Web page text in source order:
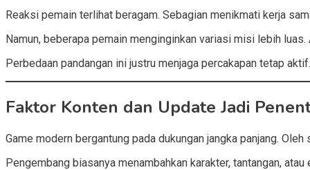
Reaksi pemain terlihat beragam. Sebagian menikmati kerja
Namun, beberapa pemain menginginkan variasi misi lebih
Perbedaan pandangan ini justru menjaga percakapan tetap
Faktor Konten dan Update Jadi
Game modern bergantung pada dukungan jangka panjang.
Pengembang biasanya menambahkan karakter, tantangan,